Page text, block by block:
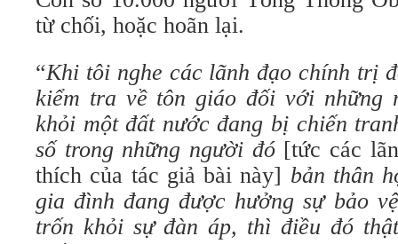
từ chối, hoặc hoãn lại.
“Khi tôi nghe các lãnh đạo chính trị
kiểm tra về tôn giáo đối với những
khỏi một đất nước đang bị chiến
số trong những người đó [tức các
thích của tác giả bài này] bản thân
gia đình đang được hưởng sự bảo
trốn khỏi sự đàn áp, thì điều đó